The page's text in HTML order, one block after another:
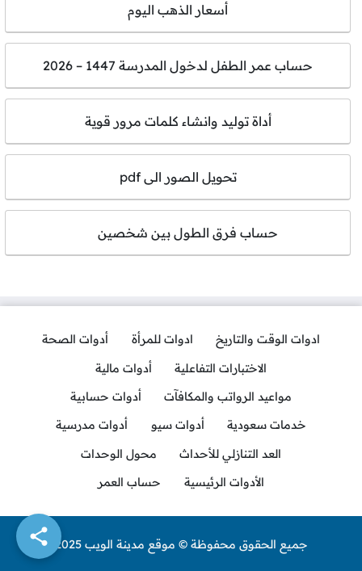
أسعار الذهب اليوم
حساب عمر الطفل لدخول المدرسة 1447 – 2026
أداة توليد وانشاء كلمات مرور قوية
تحويل الصور الى pdf
حساب فرق الطول بين شخصين
ادوات الوقت والتاريخ ادوات للمرأة
أدوات الصحة
الاختبارات التفاعلية
أدوات مالية
مواعيد الرواتب والمكافآت
أدوات حسابية
خدمات سعودية
أدوات سيو
أدوات مدرسية
العد التنازلي للأحداث
محول الوحدات
الأدوات الرئيسية
حساب العمر
جميع الحقوق محفوظة © موقع مدينة الويب 2025